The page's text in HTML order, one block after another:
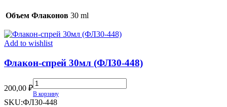
401)
Объем Флаконов 30 ml
Add to wishlist
Флакон-спрей 30мл (ФЛ30-448)
200,00 ₽
Флакон-
спрей
30мл
В корзину
SKU:ФЛ30-448